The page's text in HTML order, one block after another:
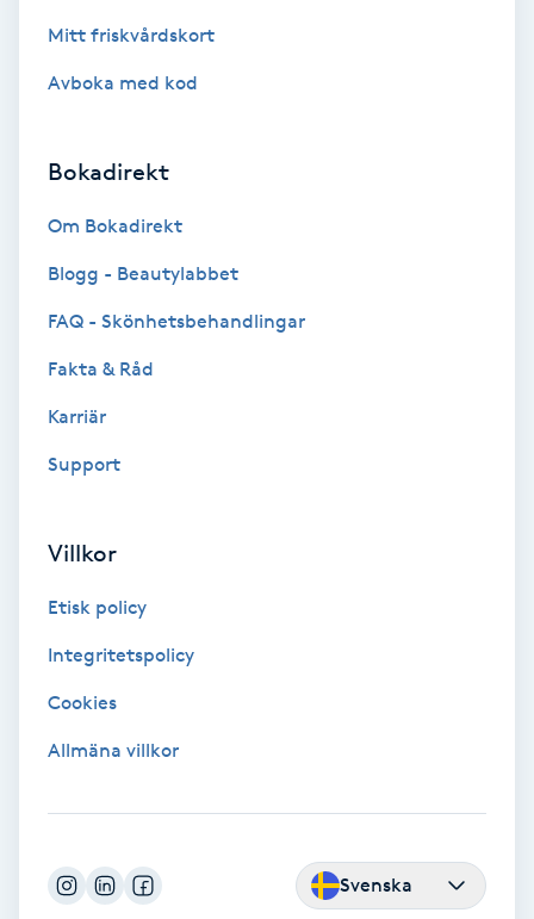
Brynfärgning
Bröllopsuppsättning
Celluliter
Coachning
Cryoterapi
Damklippning
Diamantslipning
Mitt friskvårdskort
Avboka med kod
Bokadirekt
Om Bokadirekt
Blogg - Beautylabbet
FAQ - Skönhetsbehandlingar
Fakta & Råd
Karriär
Support
Villkor
Etisk policy
Integritetspolicy
Cookies
Allmäna villkor
Svenska